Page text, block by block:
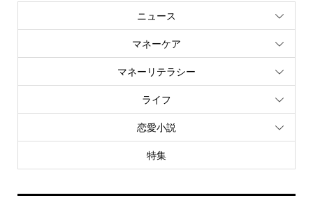
ニュース
マネーケア
マネーリテラシー
ライフ
恋愛小説
特集